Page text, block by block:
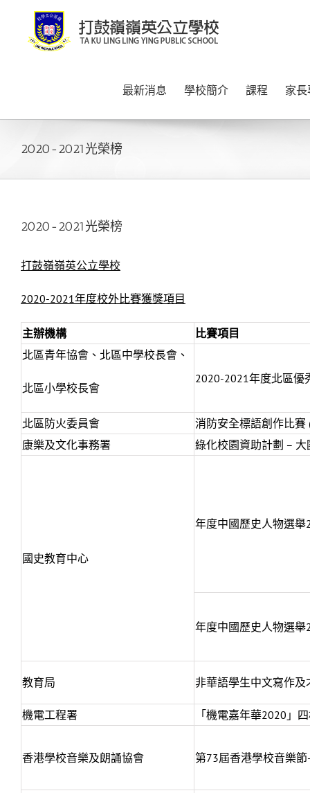
content
最新消息 學校簡介 課程 家
2020-2021光榮榜
2020-2021光榮榜
打鼓嶺嶺英公立學校
2020-2021年度校外比賽獲獎項目
主辦機構
比賽項目
北區青年協會、北區中學校長會、
北區小學校長會
2020-2021年度北區優
北區防火委員會
消防安全標語創作比賽
康樂及文化事務署
綠化校園資助計劃 – 大
國史教育中心
年度中國歷史人物選
年度中國歷史人物選
教育局 非華語學生中文寫作及
機電工程署 「機電嘉年華2020」
香港學校音樂及朗誦協會 第73屆香港學校音樂